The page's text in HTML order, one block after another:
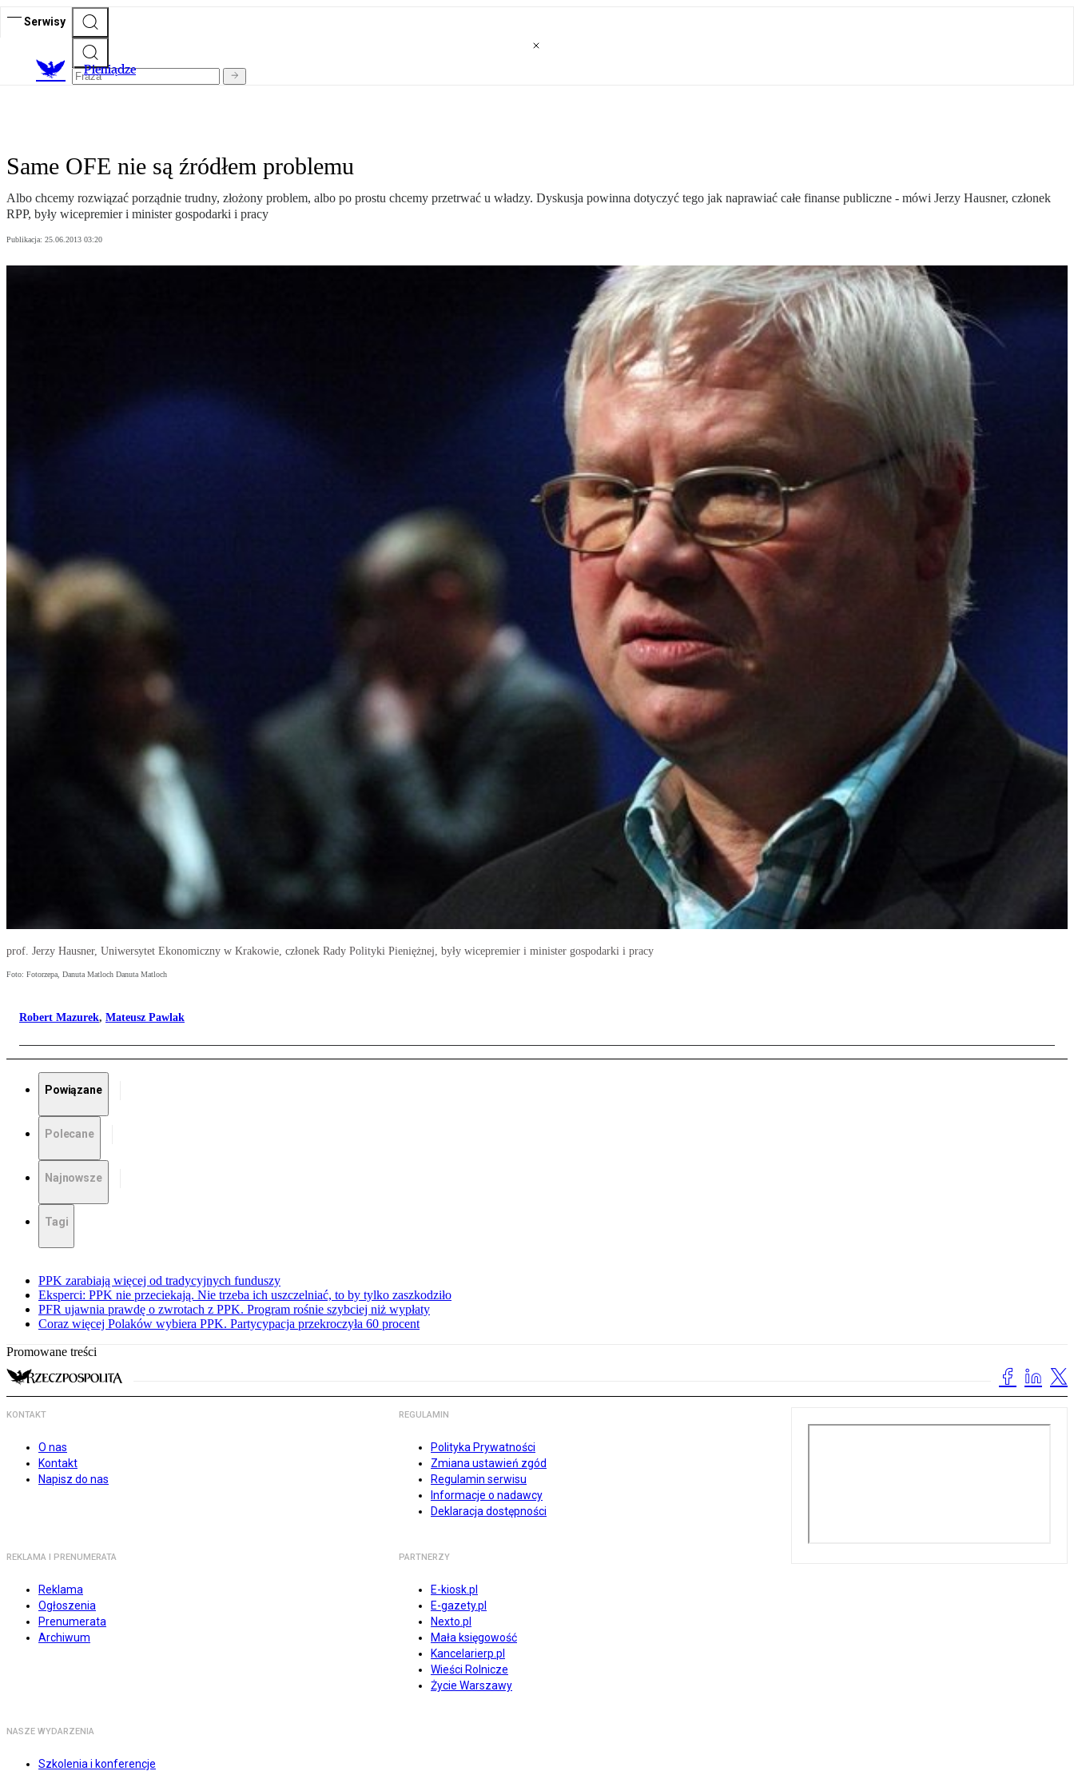
Serwisy
Pieniądze
Same OFE nie są źródłem problemu
Albo chcemy rozwiązać porządnie trudny, złożony problem, albo po prostu chcemy przetrwać u władzy. Dyskusja powinna dotyczyć tego jak naprawiać całe finanse publiczne - mówi Jerzy Hausner, członek
RPP, były wicepremier i minister gospodarki i pracy
Publikacja: 25.06.2013 03:20
prof. Jerzy Hausner, Uniwersytet Ekonomiczny w Krakowie, członek Rady Polityki Pieniężnej, były wicepremier i minister gospodarki i pracy
Foto: Fotorzepa, Danuta Matloch Danuta Matloch
Robert Mazurek, Mateusz Pawlak
Powiązane
Polecane
Najnowsze
Tagi
PPK zarabiają więcej od tradycyjnych funduszy
Eksperci: PPK nie przeciekają. Nie trzeba ich uszczelniać, to by tylko zaszkodziło
PFR ujawnia prawdę o zwrotach z PPK. Program rośnie szybciej niż wypłaty
Coraz więcej Polaków wybiera PPK. Partycypacja przekroczyła 60 procent
Promowane treści
KONTAKT
O nas
Kontakt
Napisz do nas
REGULAMIN
Polityka Prywatności
Zmiana ustawień zgód
Regulamin serwisu
Informacje o nadawcy
Deklaracja dostępności
REKLAMA I PRENUMERATA
Reklama
Ogłoszenia
Prenumerata
Archiwum
PARTNERZY
E-kiosk.pl
E-gazety.pl
Nexto.pl
Mała księgowość
Kancelarierp.pl
Wieści Rolnicze
Życie Warszawy
NASZE WYDARZENIA
Szkolenia i konferencje